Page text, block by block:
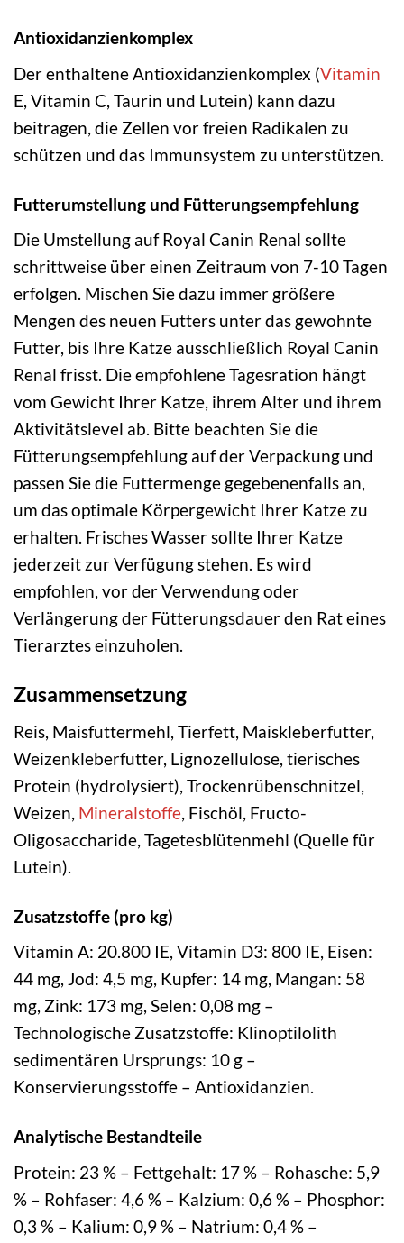
Antioxidanzienkomplex
Der enthaltene Antioxidanzienkomplex (Vitamin
E, Vitamin C, Taurin und Lutein) kann dazu
beitragen, die Zellen vor freien Radikalen zu
schützen und das Immunsystem zu unterstützen.
Futterumstellung und Fütterungsempfehlung
Die Umstellung auf Royal Canin Renal sollte
schrittweise über einen Zeitraum von 7-10 Tagen
erfolgen. Mischen Sie dazu immer größere
Mengen des neuen Futters unter das gewohnte
Futter, bis Ihre Katze ausschließlich Royal Canin
Renal frisst. Die empfohlene Tagesration hängt
vom Gewicht Ihrer Katze, ihrem Alter und ihrem
Aktivitätslevel ab. Bitte beachten Sie die
Fütterungsempfehlung auf der Verpackung und
passen Sie die Futtermenge gegebenenfalls an,
um das optimale Körpergewicht Ihrer Katze zu
erhalten. Frisches Wasser sollte Ihrer Katze
jederzeit zur Verfügung stehen. Es wird
empfohlen, vor der Verwendung oder
Verlängerung der Fütterungsdauer den Rat eines
Tierarztes einzuholen.
Zusammensetzung
Reis, Maisfuttermehl, Tierfett, Maiskleberfutter,
Weizenkleberfutter, Lignozellulose, tierisches
Protein (hydrolysiert), Trockenrübenschnitzel,
Weizen, Mineralstoffe, Fischöl, Fructo-
Oligosaccharide, Tagetesblütenmehl (Quelle für
Lutein).
Zusatzstoffe (pro kg)
Vitamin A: 20.800 IE, Vitamin D3: 800 IE, Eisen:
44 mg, Jod: 4,5 mg, Kupfer: 14 mg, Mangan: 58
mg, Zink: 173 mg, Selen: 0,08 mg –
Technologische Zusatzstoffe: Klinoptilolith
sedimentären Ursprungs: 10 g –
Konservierungsstoffe – Antioxidanzien.
Analytische Bestandteile
Protein: 23 % – Fettgehalt: 17 % – Rohasche: 5,9
% – Rohfaser: 4,6 % – Kalzium: 0,6 % – Phosphor:
0,3 % – Kalium: 0,9 % – Natrium: 0,4 % –